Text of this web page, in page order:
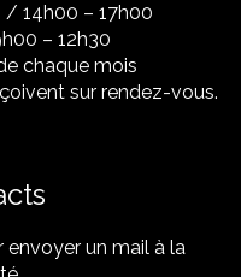
/ 14h00 – 17h00
– 12h30
chaque mois
sur rendez-vous.
un mail à la